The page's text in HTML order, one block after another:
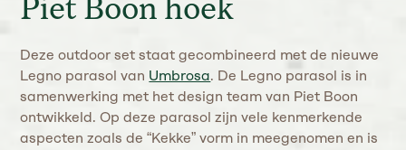
Piet Boon hoek
Deze outdoor set staat gecombineerd met de nieuwe
Legno parasol van Umbrosa. De Legno parasol is in
samenwerking met het design team van Piet Boon
ontwikkeld. Op deze parasol zijn vele kenmerkende
aspecten zoals de “Kekke” vorm in meegenomen en is